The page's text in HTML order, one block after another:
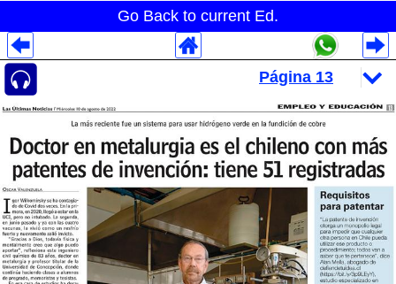
Go Back to current Ed.
Despliegues Analytics
Despliegues Totales
Despliegues por Rubros